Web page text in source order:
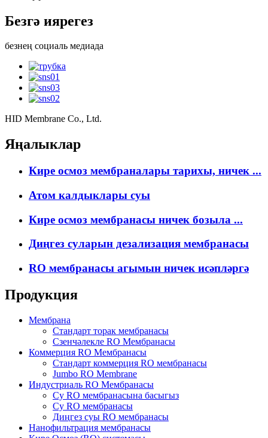
Безгә иярегез
безнең социаль медиада
HID Membrane Co., Ltd.
Яңалыклар
Кире осмоз мембраналары тарихы, ничек ...
Атом калдыклары суы
Кире осмоз мембранасы ничек бозыла ...
Диңгез суларын дезализация мембранасы
RO мембранасы агымын ничек исәпләргә
Продукция
Мембрана
Стандарт торак мембранасы
Cзенчәлекле RO Мембранасы
Коммерция RO Мембранасы
Стандарт коммерция RO мембранасы
Jumbo RO Membrane
Индустриаль RO Мембранасы
Су RO мембранасына басыгыз
Су RO мембранасы
Диңгез суы RO мембранасы
Нанофильтрация мембранасы